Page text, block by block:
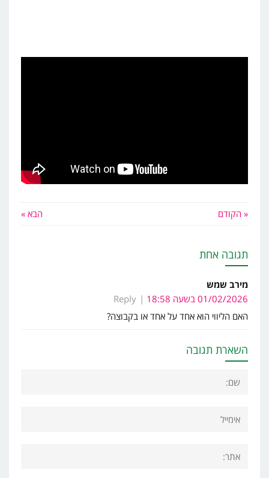
« הקודם הבא »
תגובה אחת
מירב שמש
01/02/2026 בשעה 18:58
Reply
האם הליווי הוא אחד על אחד או בקבוצה?
השארת תגובה